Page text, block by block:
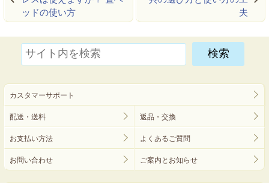
ッドの使い方
夫
カスタマーサポート
配送・送料 返品・交換
お支払い方法 よくあるご質問
お問い合わせ ご案内とお知らせ